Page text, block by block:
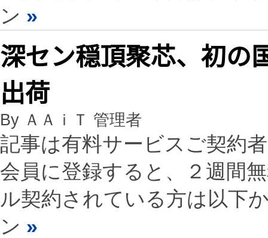
ン »
深セン穏頂聚芯、初の
出荷
By ＡＡｉＴ 管理者
記事は有料サービスご契約
会員に登録すると、２週間
ル契約されている方は以下
ン »